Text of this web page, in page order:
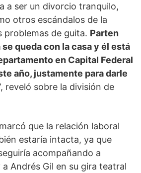
a ser un divorcio tranquilo,
otros escándalos de la
problemas de guita. Parten
queda con la casa y él está
en Capital Federal
año, justamente para darle
reveló sobre la división de
que la relación laboral
estaría intacta, ya que
acompañando a
Andrés Gil en su gira teatral